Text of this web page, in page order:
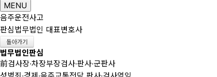
MENU
음주운전사고
판심법무법인 대표변호사
돌아가기
법무법인판심
前검사장·차장부장검사·판사·군판사